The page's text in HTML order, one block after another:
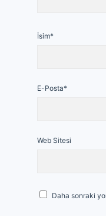
İsim*
E-Posta*
Web Sitesi
Daha sonraki